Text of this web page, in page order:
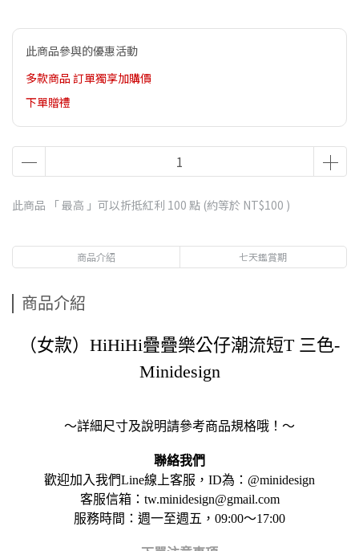
此商品參與的優惠活動
多款商品 訂單獨享加購價
下單贈禮
此商品 「 最高 」可以折抵紅利 100 點 (約等於 NT$100 )
商品介紹 七天鑑賞期
商品介紹
（女款）HiHiHi疊疊樂公仔潮流短T 三色-
Minidesign
～詳細尺寸及說明請參考商品規格哦！～
聯絡我們
歡迎加入我們Line線上客服，ID為：@minidesign
客服信箱：tw.minidesign@gmail.com
服務時間：週一至週五，09:00～17:00